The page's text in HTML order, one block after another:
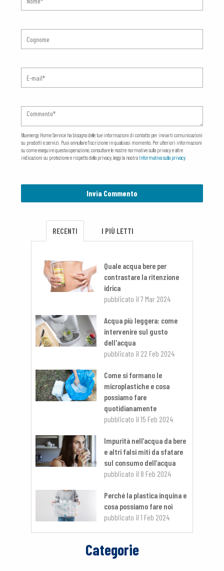
Bluenergy Home Service ha bisogno delle tue informazioni di contatto per inviarti comunicazioni
su prodotti e servizi. Puoi annullare l'iscrizione in qualsiasi momento. Per ulteriori informazioni
su come eseguire questa operazione, consultare le nostre normative sulla privacy e altre
indicazioni su protezione e rispetto della privacy, leggi la nostra Informativa sulla privacy
RECENTI I PIÙ LETTI
Quale acqua bere per
contrastare la ritenzione
idrica
pubblicato il 7 Mar 2024
Acqua più leggera: come
intervenire sul gusto
dell'acqua
pubblicato il 22 Feb 2024
Come si formano le
microplastiche e cosa
possiamo fare
quotidianamente
pubblicato il 15 Feb 2024
Impurità nell’acqua da bere
e altri falsi miti da sfatare
sul consumo dell’acqua
pubblicato il 8 Feb 2024
Perché la plastica inquina e
cosa possiamo fare noi
pubblicato il 1 Feb 2024
Categorie